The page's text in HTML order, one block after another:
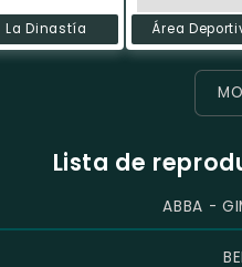
La Dinastía Área
Lista de
ABBA -